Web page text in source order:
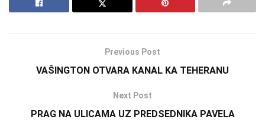
Previous Post
VAŠINGTON OTVARA KANAL KA TEHERANU
Next Post
PRAG NA ULICAMA UZ PREDSEDNIKA PAVELA